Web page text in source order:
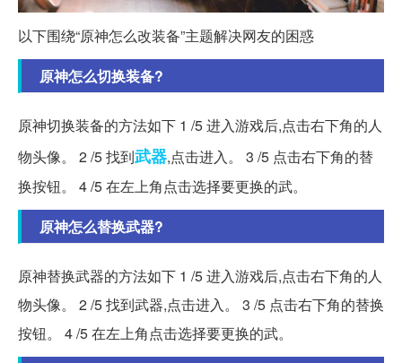
以下围绕“原神怎么改装备”主题解决网友的困惑
原神怎么切换装备?
原神切换装备的方法如下 1 /5 进入游戏后,点击右下角的人
物头像。 2 /5 找到武器,点击进入。 3 /5 点击右下角的替
换按钮。 4 /5 在左上角点击选择要更换的武。
原神怎么替换武器?
原神替换武器的方法如下 1 /5 进入游戏后,点击右下角的人
物头像。 2 /5 找到武器,点击进入。 3 /5 点击右下角的替换
按钮。 4 /5 在左上角点击选择要更换的武。